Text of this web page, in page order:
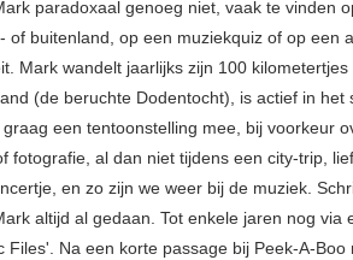
paradoxaal genoeg niet, vaak te vinden
of buitenland, op een muziekquiz of op een
Mark wandelt jaarlijks zijn 100
(de beruchte Dodentocht), is actief in het
een tentoonstelling mee, bij voorkeur
fotografie, al dan niet tijdens een city-trip,
en zo zijn we weer bij de muziek.
altijd al gedaan. Tot enkele jaren nog via
Files'. Na een korte passage bij Peek-A-Boo